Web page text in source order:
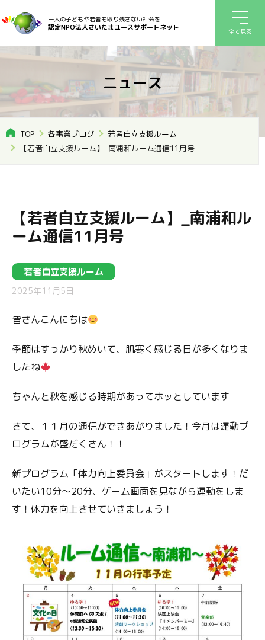
一人の子どもや若者も取り残さない社会を
認定NPO法人さいたまユースサポートネット 全て見る
ニュース
TOP 各事業ブログ
若者自立支援ルーム
【若者自立支援ルーム】_南浦和ルーム通信11月号
【若者自立支援ルーム】_南浦和ル
ーム通信11月号
若者自立支援ルーム
2025年11月5日
皆さんこんにちは
季節はすっかり秋めいて、肌寒く感じる日が多くなりま
したね
ちゃんと秋を感じる時期があってホッとしています
さて、１１月の通信ができあがりました！今月は運動プ
ログラムが盛だくさん！！
新プログラム「体力向上委員会」がスタートします！だ
いたい10分～20分、ゲーム画面を見ながら運動をしま
す！体力を向上させていきましょう！